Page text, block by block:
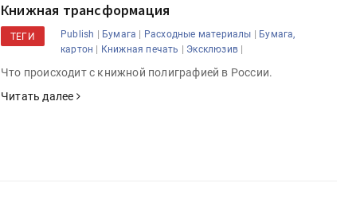
Книжная трансформация
ТЕГИ Publish | Бумага | Расходные материалы | Бумага,
картон | Книжная печать | Эксклюзив |
Что происходит с книжной полиграфией в России.
Читать далее